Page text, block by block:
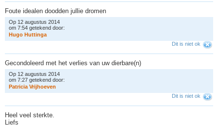
Foute idealen doodden jullie dromen
Op 12 augustus 2014
om 7:54 getekend door:
Hugo Huttinga
Dit is niet ok
Gecondoleerd met het verlies van uw dierbare(n)
Op 12 augustus 2014
om 7:27 getekend door:
Patricia Vrijhoeven
Dit is niet ok
Heel veel sterkte.
Liefs